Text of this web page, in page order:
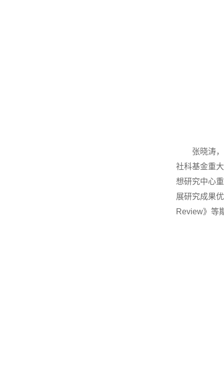
张晓涛
社科基金重
想研究中心
展研究成果
Review》等